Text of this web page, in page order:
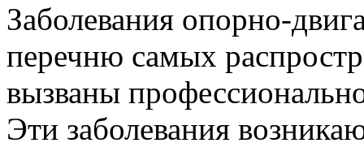
Заболевания опорно-
перечню самых
вызваны
Эти заболевания